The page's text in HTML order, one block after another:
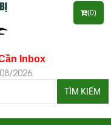
Inbox
2026
TÌM KIẾM
(0)